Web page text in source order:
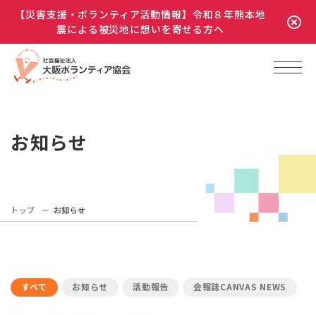
【災害支援・ボランティア活動情報】令和８年熊本地
震による被災地に想いを寄せる方へ
お知らせ
トップ お知らせ
すべて お知らせ 活動報告 会報誌CANVAS NEWS